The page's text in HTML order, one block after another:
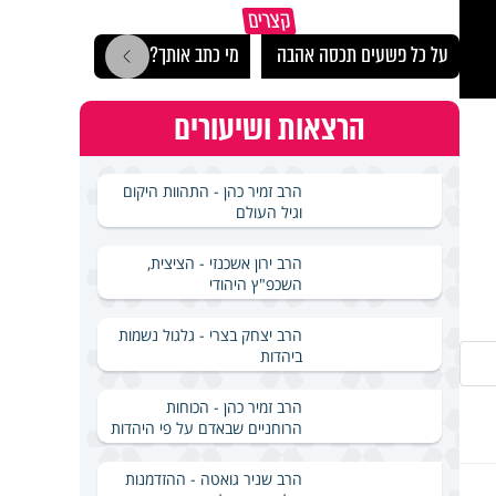
קצרים
על כל פשעים תכסה אהבה מי כתב אותך?
הרצאות ושיעורים
הרב זמיר כהן - התהוות היקום
וגיל העולם
הרב ירון אשכנזי - הציצית,
השכפ"ץ היהודי
הרב יצחק בצרי - גלגול נשמות
ביהדות
הרב זמיר כהן - הכוחות
הרוחניים שבאדם על פי היהדות
הרב שניר גואטה - ההזדמנות